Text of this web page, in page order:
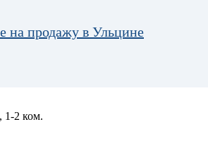
на продажу в Ульцине
1-2 ком.